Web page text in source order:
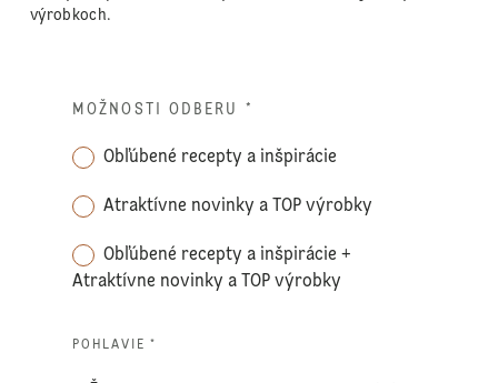
výrobkoch.
MOŽNOSTI ODBERU *
Obľúbené recepty a inšpirácie
Atraktívne novinky a TOP výrobky
Obľúbené recepty a inšpirácie +
Atraktívne novinky a TOP výrobky
POHLAVIE *